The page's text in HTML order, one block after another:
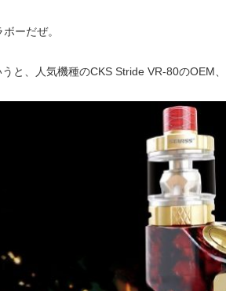
ーだぜ。
と、人気機種のCKS Stride VR-80のOEM、